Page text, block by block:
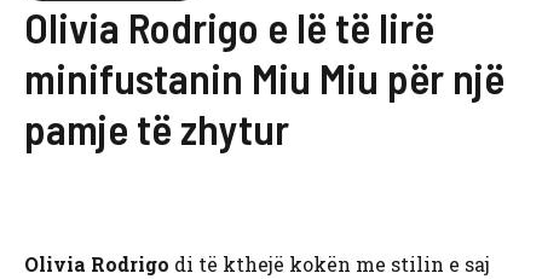
Olivia Rodrigo e lë të lirë
minifustanin Miu Miu për një
pamje të zhytur
Olivia Rodrigo di të kthejë kokën me stilin e saj